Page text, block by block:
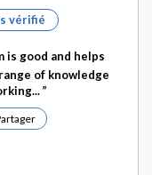
vérifié
is good and helps
of knowledge